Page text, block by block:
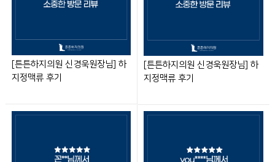
[튼튼하지의원 신경욱원장님] 하
지정맥류 후기
[튼튼하지의원 신경욱원장님] 하
지정맥류 후기